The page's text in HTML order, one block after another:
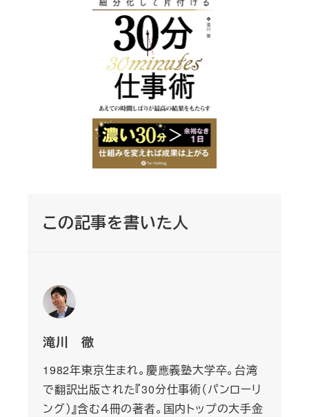
この記事を書いた人
滝川 徹
1982年東京生まれ。慶應義塾大学卒。台湾
で翻訳出版された『30分仕事術（パンローリ
ング）』含む４冊の著者。国内トップの大手金